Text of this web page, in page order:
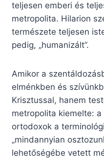
teljesen emberi és
metropolita. Hilarion
természete teljesen
pedig, „humanizált”.
Amikor a
elménkben és
Krisztussal, hanem
metropolita kiemelte:
ortodoxok a
„mindannyian
lehetőségébe vetett